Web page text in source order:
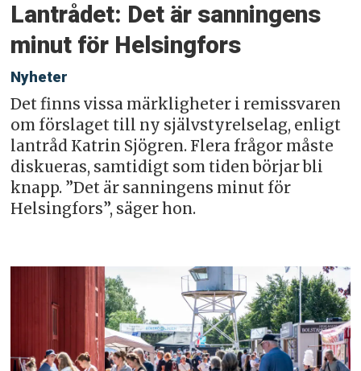
Lantrådet: Det är sanningens
minut för Helsingfors
Nyheter
Det finns vissa märkligheter i remissvaren
om förslaget till ny självstyrelselag, enligt
lantråd Katrin Sjögren. Flera frågor måste
diskueras, samtidigt som tiden börjar bli
knapp. ”Det är sanningens minut för
Helsingfors”, säger hon.